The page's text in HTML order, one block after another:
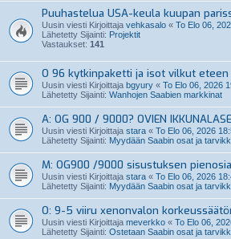
Puuhastelua USA-keula kuupan
Uusin viesti Kirjoittaja vehkasalo « To Elo 06,
Lähetetty Sijainti: Projektit
Vastaukset: 141
O 96 kytkinpaketti ja isot vilkut eteen
Uusin viesti Kirjoittaja bgyury « To Elo 06, 2026
Lähetetty Sijainti: Wanhojen Saabien markkinat
A: OG 900 / 9000? OVIEN
Uusin viesti Kirjoittaja stara « To Elo 06, 2026
Lähetetty Sijainti: Myydään Saabin osat ja
M: OG900 /9000 sisustuksen pienosia
Uusin viesti Kirjoittaja stara « To Elo 06, 2026
Lähetetty Sijainti: Myydään Saabin osat ja
O: 9-5 viiru xenonvalon
Uusin viesti Kirjoittaja meverkko « To Elo 06,
Lähetetty Sijainti: Ostetaan Saabin osat ja